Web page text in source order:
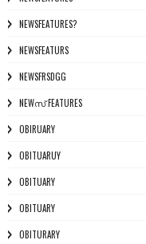
NEWSFEATURES?
NEWSFEATURS
NEWSFRSDGG
NEWസ് FEATURES
OBIRUARY
OBITUARUY
OBITUARY
OBITUARY
OBITURARY